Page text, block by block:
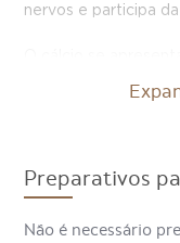
nervos e participa
o que está ligado a
de “reserva”. O
É possível encontrar
iogurte, queijos,
Preparativos
Não é necessário